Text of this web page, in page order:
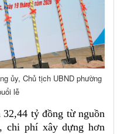
ủy, Chủ tịch UBND phường
lễ
tỷ đồng từ nguồn
chi phí xây dựng hơn